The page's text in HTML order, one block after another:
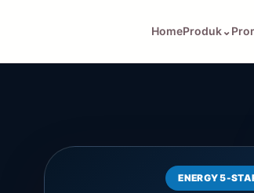
HomeProduk⌄
ENERGY 5-